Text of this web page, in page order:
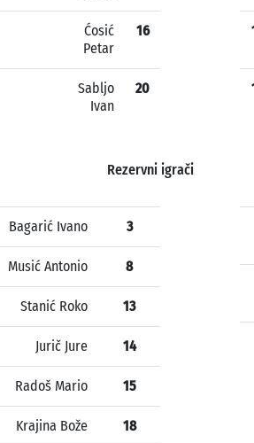
Ćosić
Petar
16
Sabljo
Ivan
20
Rezervni igrači
Bagarić Ivano 3
Musić Antonio 8
Stanić Roko 13
Jurič Jure 14
Radoš Mario 15
Krajina Bože 18